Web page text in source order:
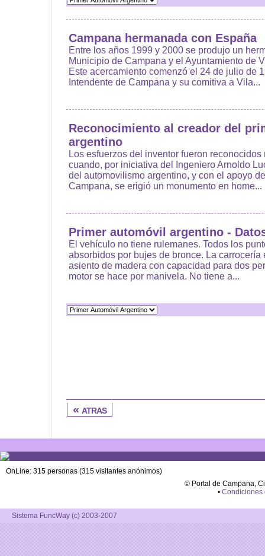
Campana hermanada con España
Entre los años 1999 y 2000 se produjo un
Municipio de Campana y el Ayuntamiento de
Este acercamiento comenzó el 24 de julio de
Intendente de Campana y su comitiva a Vila...
Reconocimiento al creador del
argentino
Los esfuerzos del inventor fueron
cuando, por iniciativa del Ingeniero Arnoldo
del automovilismo argentino, y con el apoyo
Campana, se erigió un monumento en home...
Primer automóvil argentino -
El vehículo no tiene rulemanes. Todos los
absorbidos por bujes de bronce. La carrocería
asiento de madera con capacidad para dos
motor se hace por manivela. No tiene a...
« atras
OnLine: 315 personas (315 visitantes anónimos)
© Portal de Campana,
• Condiciones
Sistema FuncWay (c) 2003-2007